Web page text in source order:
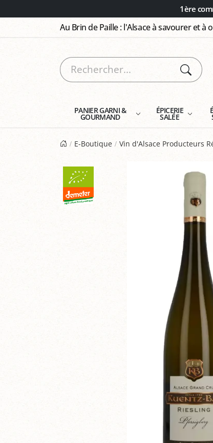
1ère
Au Brin de Paille : l'Alsace à savourer et à
PANIER GARNI &
GOURMAND
ÉPICERIE
SALÉE
E-Boutique Vin d'Alsace Producteurs